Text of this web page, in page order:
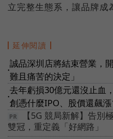
立完整生態系，讓品牌
延伸閱讀
●
誠品深圳店將結束營業，
難且痛苦的決定」
●
去年虧損30億元還沒止血
創憑什麼IPO、股價還飆漲
【5G 競局新解】告別
雙冠，重定義「好網路」